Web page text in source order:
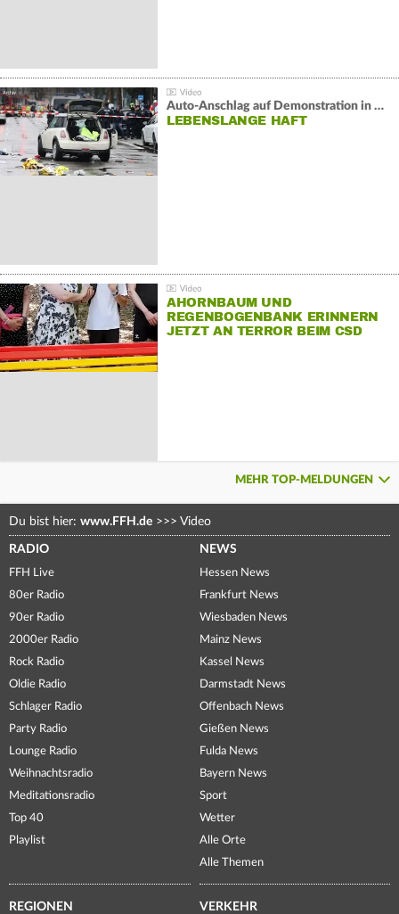
Auto-Anschlag auf Demonstration in München:
LEBENSLANGE HAFT
AHORNBAUM UND
REGENBOGENBANK ERINNERN
JETZT AN TERROR BEIM CSD
MEHR TOP-MELDUNGEN
Du bist hier: www.FFH.de >>> Video
RADIO
FFH Live
80er Radio
90er Radio
2000er Radio
Rock Radio
Oldie Radio
Schlager Radio
Party Radio
Lounge Radio
Weihnachtsradio
Meditationsradio
Top 40
Playlist
NEWS
Hessen News
Frankfurt News
Wiesbaden News
Mainz News
Kassel News
Darmstadt News
Offenbach News
Gießen News
Fulda News
Bayern News
Sport
Wetter
Alle Orte
Alle Themen
REGIONEN VERKEHR